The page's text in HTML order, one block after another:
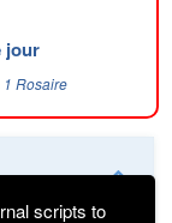
scripts to
jour
Rosaire